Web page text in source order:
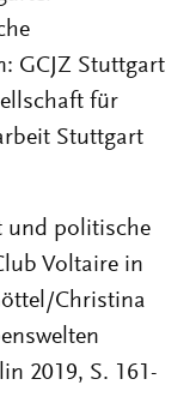
GCJZ Stuttgart
für
Stuttgart
und politische
Voltaire in
Christina
2019, S. 161-